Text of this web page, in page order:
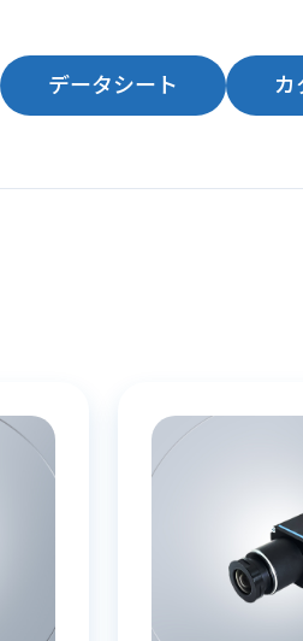
データシート カ